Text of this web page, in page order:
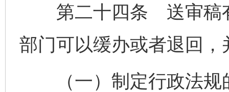
第二十四条 送审稿有
部门可以缓办或者退回
（一）制定行政法规